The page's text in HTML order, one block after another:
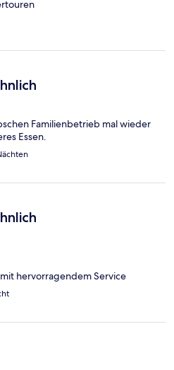
Familienbetrieb mal wieder
Essen.
hervorragendem Service